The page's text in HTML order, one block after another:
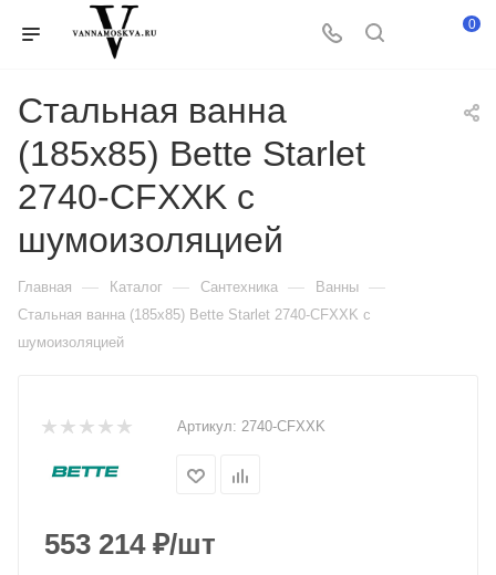
0
Стальная ванна
(185х85) Bette Starlet
2740-CFXXK с
шумоизоляцией
Главная — Каталог — Сантехника — Ванны —
Стальная ванна (185х85) Bette Starlet 2740-CFXXK с
шумоизоляцией
Артикул: 2740-CFXXK
553 214₽/шт